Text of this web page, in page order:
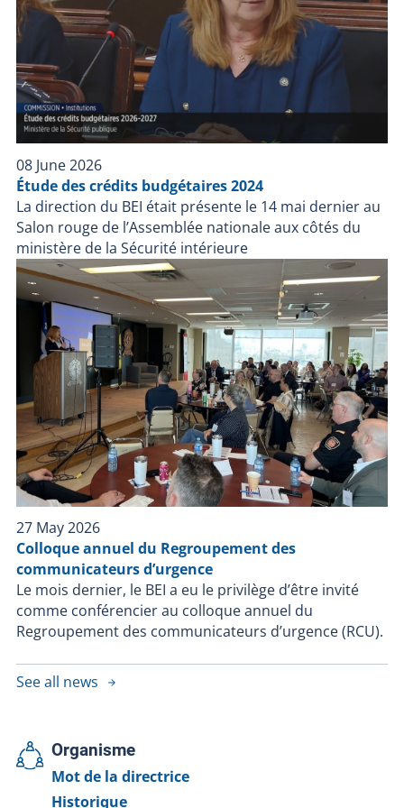
08 June 2026
Étude des crédits budgétaires 2024
La direction du BEI était présente le 14 mai dernier au
Salon rouge de l’Assemblée nationale aux côtés du
ministère de la Sécurité intérieure
27 May 2026
Colloque annuel du Regroupement des
communicateurs d’urgence
Le mois dernier, le BEI a eu le privilège d’être invité
comme conférencier au colloque annuel du
Regroupement des communicateurs d’urgence (RCU).
See all news
Organisme
Mot de la directrice
Historique